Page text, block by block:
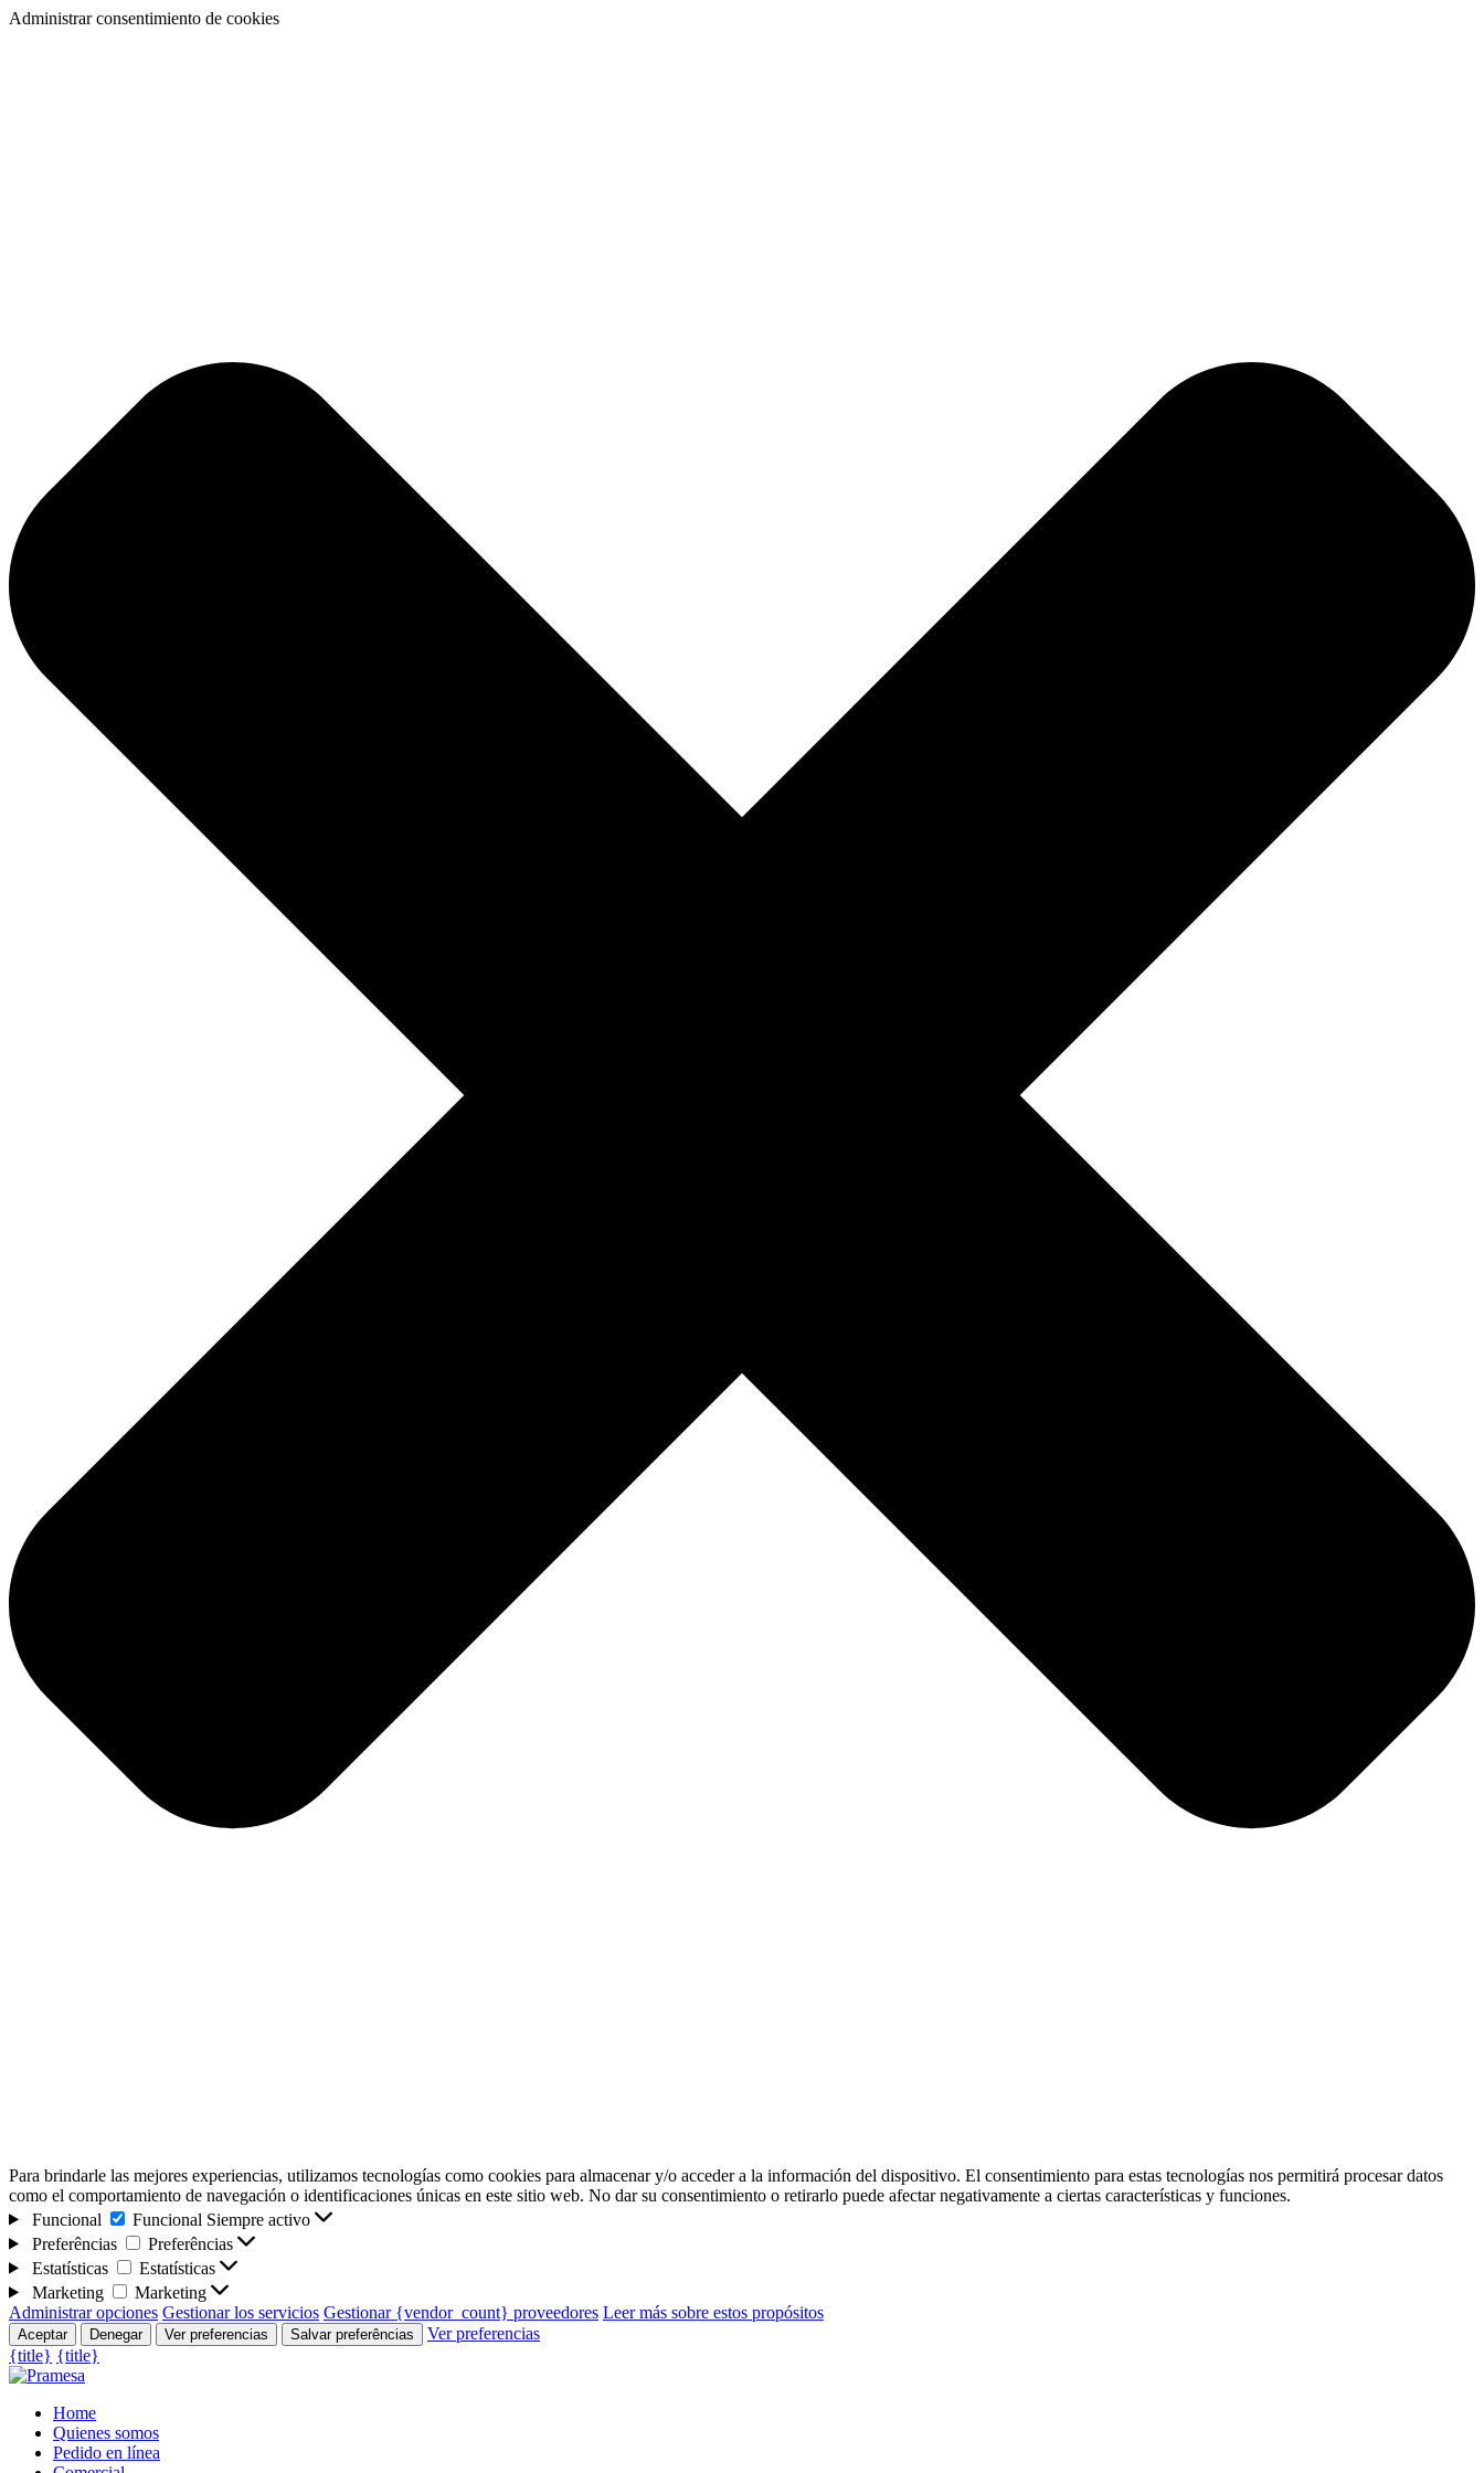
Administrar consentimiento de cookies
Para brindarle las mejores experiencias, utilizamos tecnologías como cookies para almacenar y/o acceder a la información del dispositivo. El consentimiento para estas tecnologías nos permitirá procesar datos
como el comportamiento de navegación o identificaciones únicas en este sitio web. No dar su consentimiento o retirarlo puede afectar negativamente a ciertas características y funciones.
Funcional
Funcional Siempre activo
Preferências
Preferências
Estatísticas
Estatísticas
Marketing
Marketing
Administrar opciones Gestionar los servicios Gestionar {vendor_count} proveedores Leer más sobre estos propósitos
Aceptar Denegar Ver preferencias Salvar preferências
Ver preferencias
{title} {title}
Home
Quienes somos
Pedido en línea